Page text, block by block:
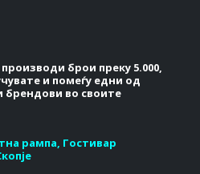
брои преку 5.000,
и помеѓу едни од
брендови во своите
рампа, Гостивар